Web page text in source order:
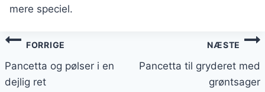
mere speciel.
Indlægsnavigation
FORRIGE
Pancetta og pølser i en
dejlig ret
NÆSTE
Pancetta til gryderet med
grøntsager